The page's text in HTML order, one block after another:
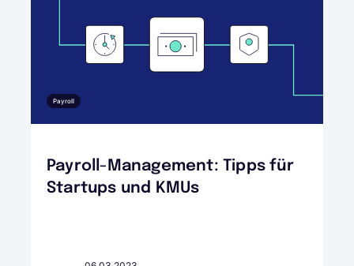
Payroll
Payroll-Management: Tipps für
Startups und KMUs